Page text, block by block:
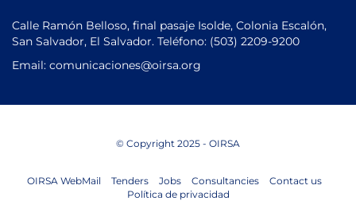
Calle Ramón Belloso, final pasaje Isolde, Colonia Escalón,
San Salvador, El Salvador. Teléfono: (503) 2209-9200
Email: comunicaciones@oirsa.org
© Copyright 2025 - OIRSA
OIRSA WebMail Tenders Jobs Consultancies
Contact us
Política de privacidad